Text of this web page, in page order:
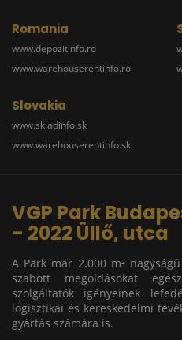
Romania
www.depozitinfo.ro
www.warehouserentinfo.ro
Slovakia
www.skladinfo.sk
www.warehouserentinfo.sk
VGP Park
- 2022 Üllő, utca
A Park már 2.000 m²
szabott megoldásokat
szolgáltatók igényeinek
logisztikai és kereskedelmi
gyártás számára is.